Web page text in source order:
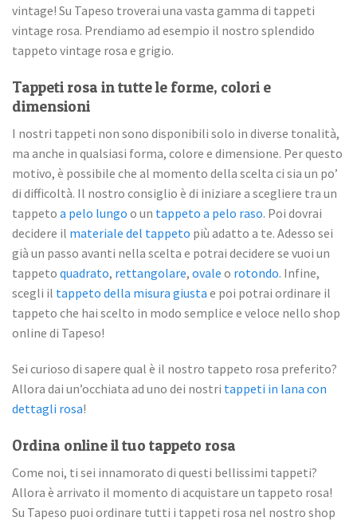
vintage! Su Tapeso troverai una vasta gamma di tappeti
vintage rosa. Prendiamo ad esempio il nostro splendido
tappeto vintage rosa e grigio.
Tappeti rosa in tutte le forme, colori e
dimensioni
I nostri tappeti non sono disponibili solo in diverse tonalità,
ma anche in qualsiasi forma, colore e dimensione. Per questo
motivo, è possibile che al momento della scelta ci sia un po’
di difficoltà. Il nostro consiglio è di iniziare a scegliere tra un
tappeto a pelo lungo o un tappeto a pelo raso. Poi dovrai
decidere il materiale del tappeto più adatto a te. Adesso sei
già un passo avanti nella scelta e potrai decidere se vuoi un
tappeto quadrato, rettangolare, ovale o rotondo. Infine,
scegli il tappeto della misura giusta e poi potrai ordinare il
tappeto che hai scelto in modo semplice e veloce nello shop
online di Tapeso!
Sei curioso di sapere qual è il nostro tappeto rosa preferito?
Allora dai un’occhiata ad uno dei nostri tappeti in lana con
dettagli rosa!
Ordina online il tuo tappeto rosa
Come noi, ti sei innamorato di questi bellissimi tappeti?
Allora è arrivato il momento di acquistare un tappeto rosa!
Su Tapeso puoi ordinare tutti i tappeti rosa nel nostro shop